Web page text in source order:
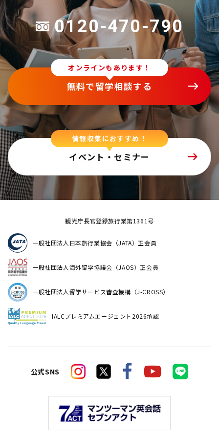
0120-470-790
オンラインもあります！
無料で留学相談する
情報収集におすすめ！
イベント・セミナー
観光庁長官登録旅行業第1361号
一般社団法人日本旅行業協会（JATA）正会員
一般社団法人海外留学協議会（JAOS）正会員
一般社団法人留学サービス審査機構（J-CROSS）
IALCプレミアムエージェント2026承認
公式SNS